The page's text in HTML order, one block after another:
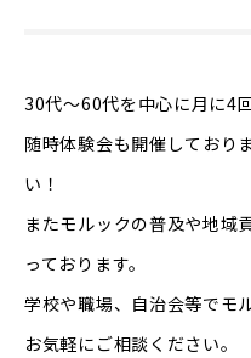
30代〜60代を中心に月に4
随時体験会も開催しており
い！
またモルックの普及や地域
っております。
学校や職場、自治会等でモ
お気軽にご相談ください。